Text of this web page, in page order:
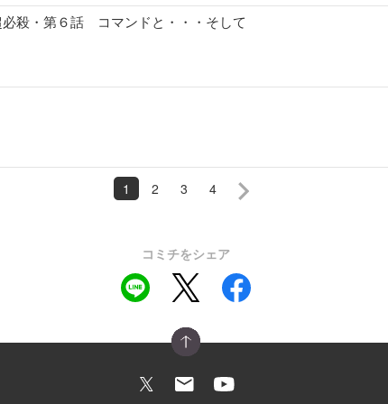
殺・第６話 コマンドと・・・そして
1 2 3 4
コミチをシェア